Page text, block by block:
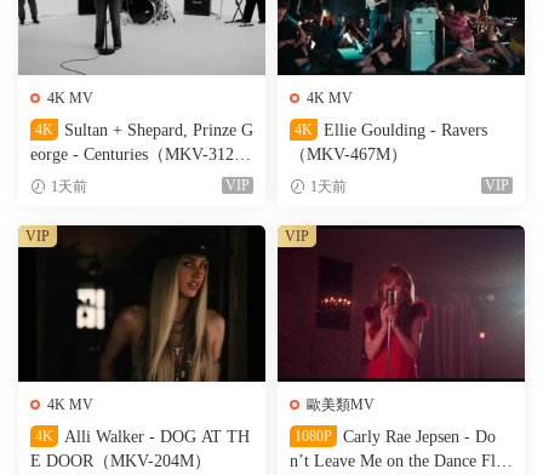
4K MV
4K
Sultan + Shepard, Prinze G
eorge - Centuries（MKV-312
M）1天前 VIP
4K MV
4K
Ellie Goulding - Ravers
（MKV-467M）
1天前 VIP
4K MV
4K
Alli Walker - DOG AT TH
E DOOR（MKV-204M）
VIP
歐美類MV
1080P
Carly Rae Jepsen - Do
n’t Leave Me on the Dance Floo
VIP